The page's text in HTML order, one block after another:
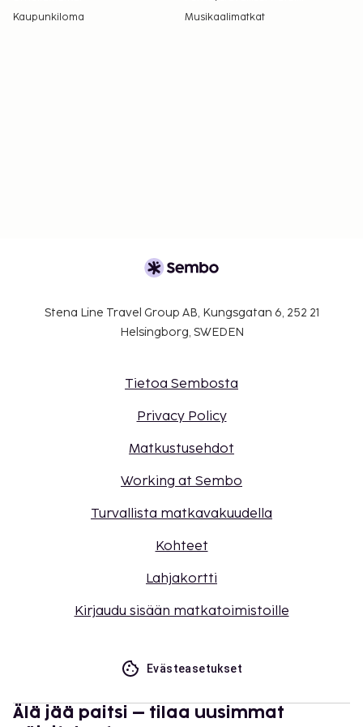
Kaupunkiloma
Musikaalimatkat
Stena Line Travel Group AB, Kungsgatan 6, 252 21
Helsingborg, SWEDEN
Tietoa Sembosta
Privacy Policy
Matkustusehdot
Working at Sembo
Turvallista matkavakuudella
Kohteet
Lahjakortti
Kirjaudu sisään matkatoimistoille
Evästeasetukset
Älä jää paitsi – tilaa uusimmat